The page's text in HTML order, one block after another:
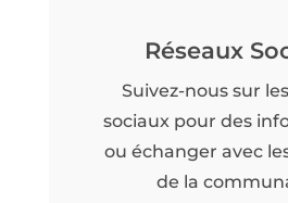
Réseaux
Suivez-nous sur
sociaux pour des
ou échanger avec
de la